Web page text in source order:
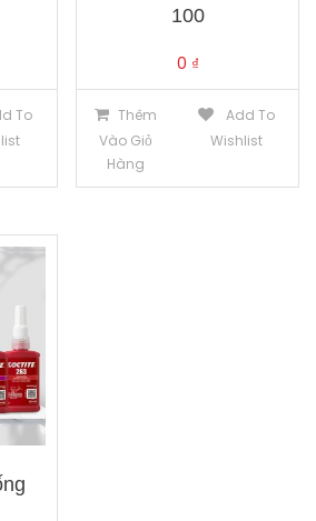
To
100
0 ₫
Thêm
Vào Giỏ
Hàng
Add To
Wishlist